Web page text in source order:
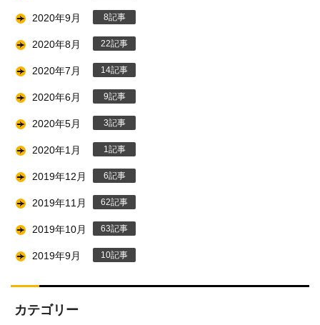
2020年9月 8
2020年8月 22
2020年7月 14
2020年6月 9
2020年5月 3
2020年1月 1
2019年12月 6
2019年11月 62
2019年10月 63
2019年9月 10
カテゴリー